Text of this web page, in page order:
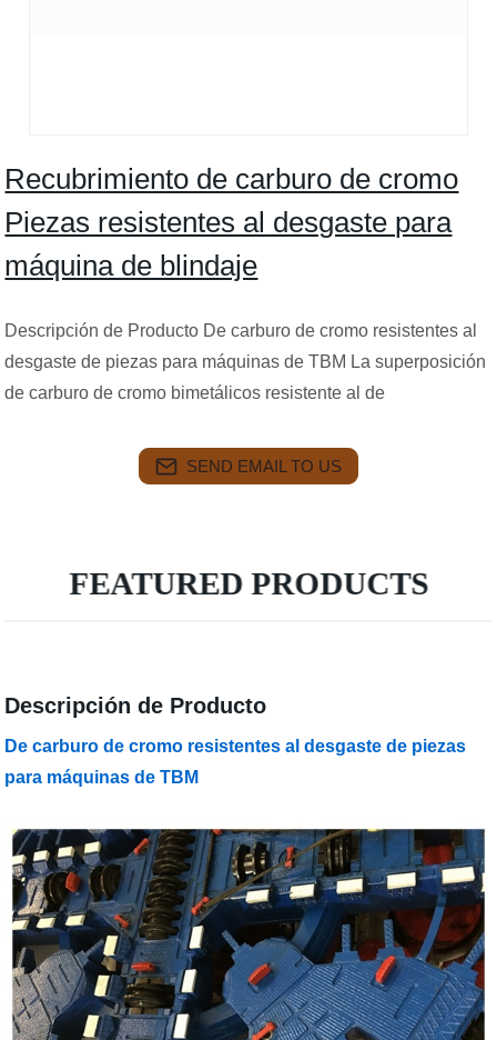
Recubrimiento de carburo de cromo
Piezas resistentes al desgaste para
máquina de blindaje
Descripción de Producto De carburo de cromo resistentes al
desgaste de piezas para máquinas de TBM La superposición
de carburo de cromo bimetálicos resistente al de
SEND EMAIL TO US
FEATURED PRODUCTS
Descripción de Producto
De carburo de cromo resistentes al desgaste de piezas
para máquinas de TBM